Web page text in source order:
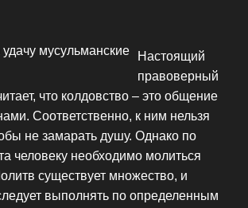
Настоящий
правоверный
что колдовство – это общение
Соответственно, к ним нельзя
не замарать душу. Однако по
человеку необходимо молиться
существует множество, и
выполнять по определенным